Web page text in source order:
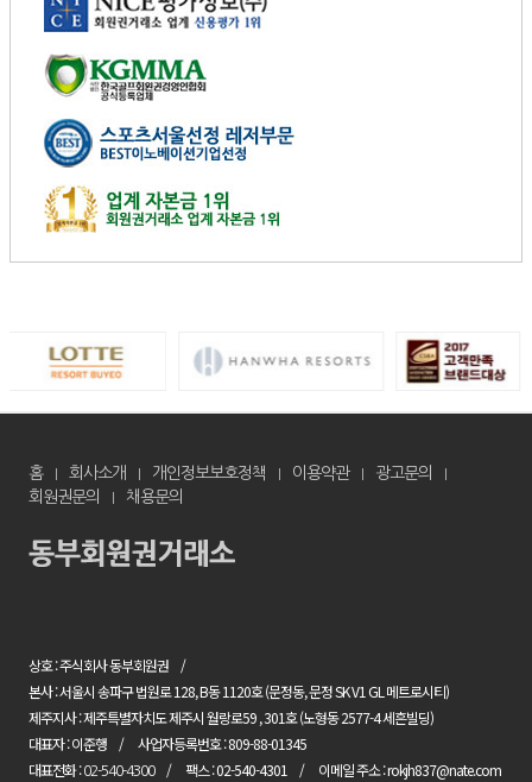
홈 회사소개 개인정보보호정책 이용약관
광고문의
회원권문의
채용문의
상호 : 주식회사 동부회원권
본사 : 서울시 송파구 법원로 128, B동 1120호 (문정동, 문정 SK V1 GL 메트로시티)
제주지사 : 제주특별자치도 제주시 월랑로59 , 301호 (노형동 2577-4 세흔빌딩)
대표자 : 이준행
사업자등록번호 : 809-88-01345
대표전화 :02-540-4300 팩스 : 02-540-4301 이메일 주소 : rokjh837@nate.com